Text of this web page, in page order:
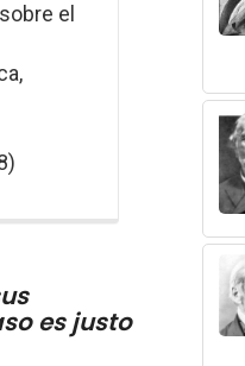
el
es justo